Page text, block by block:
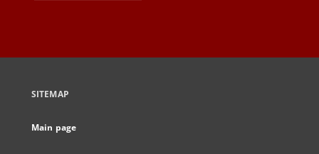
SITEMAP
Main page